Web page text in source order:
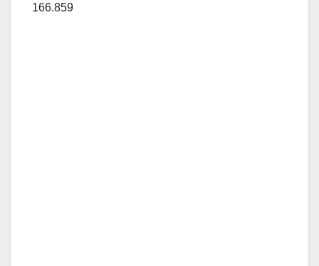
166.859